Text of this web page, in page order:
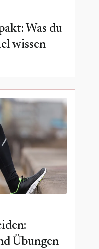
Was du
wissen
Übungen